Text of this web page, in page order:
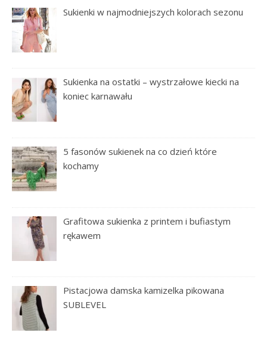
Sukienki w najmodniejszych kolorach sezonu
Sukienka na ostatki – wystrzałowe kiecki na
koniec karnawału
5 fasonów sukienek na co dzień które
kochamy
Grafitowa sukienka z printem i bufiastym
rękawem
Pistacjowa damska kamizelka pikowana
SUBLEVEL